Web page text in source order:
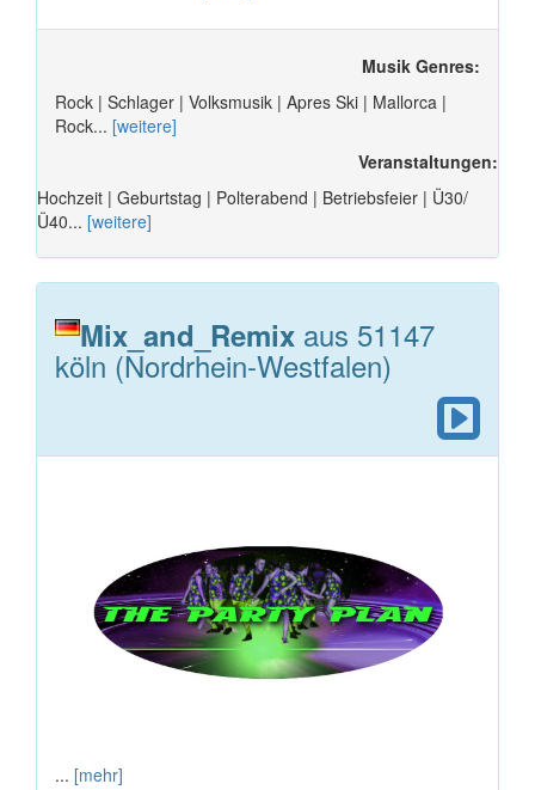
Musik Genres:
Rock | Schlager | Volksmusik | Apres Ski | Mallorca |
Rock... [weitere]
Veranstaltungen:
Hochzeit | Geburtstag | Polterabend | Betriebsfeier | Ü30/
Ü40... [weitere]
Mix_and_Remix aus 51147
köln (Nordrhein-Westfalen)
... [mehr]